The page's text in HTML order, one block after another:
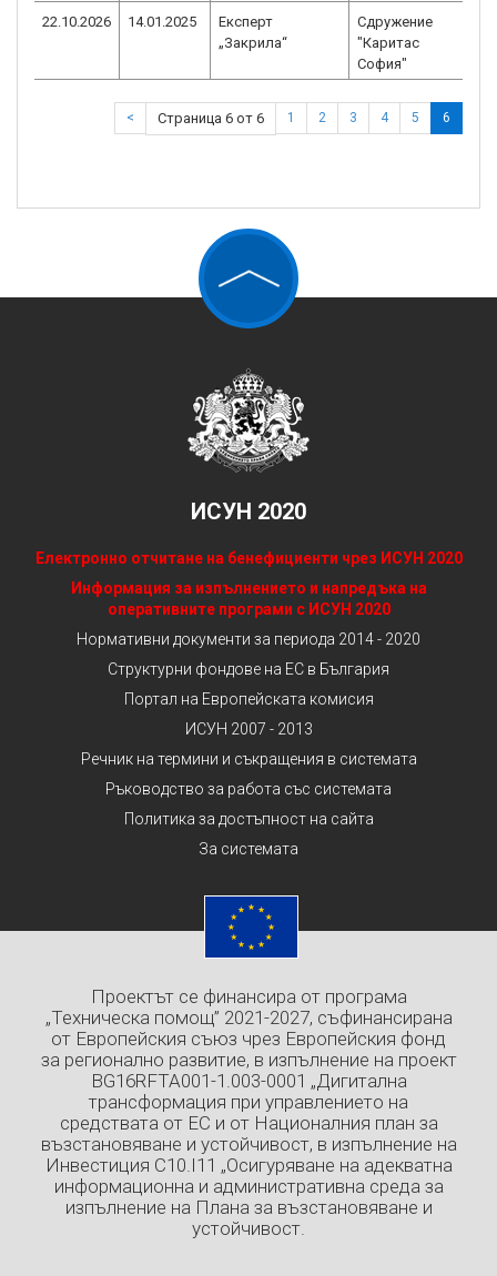
22.10.2026 14.01.2025
Експерт
„Закрила“
Сдружение
"Каритас
София"
< Страница 6 от 6 1 2 3 4 5 6
ИСУН 2020
Електронно отчитане на бенефициенти чрез ИСУН 2020
Информация за изпълнението и напредъка на
оперативните програми с ИСУН 2020
Нормативни документи за периода 2014 - 2020
Структурни фондове на ЕС в България
Портал на Европейската комисия
ИСУН 2007 - 2013
Речник на термини и съкращения в системата
Ръководство за работа със системата
Политика за достъпност на сайта
За системата
Проектът се финансира от програма
„Техническа помощ” 2021-2027, съфинансирана
от Европейския съюз чрез Европейския фонд
за регионално развитие, в изпълнение на проект
BG16RFTA001-1.003-0001 „Дигитална
трансформация при управлението на
средствата от ЕС и от Националния план за
възстановяване и устойчивост, в изпълнение на
Инвестиция C10.I11 „Осигуряване на адекватна
информационна и административна среда за
изпълнение на Плана за възстановяване и
устойчивост.